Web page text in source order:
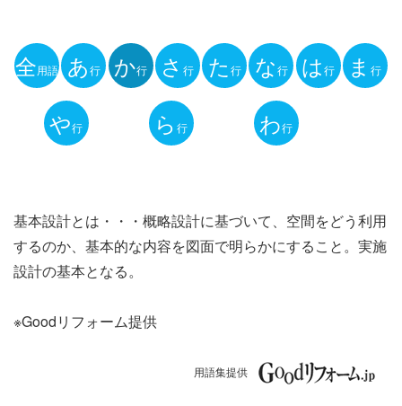
用
ナ
ビ
ゲ
全用語 あ行 か行 さ行 た 行 な行 は行 ま行
や行 ら 行 わ行
基本設計とは・・・概略設計に基づいて、空間をどう利用
するのか、基本的な内容を図面で明らかにすること。実施
設計の基本となる。
※Goodリフォーム提供
用語集提供